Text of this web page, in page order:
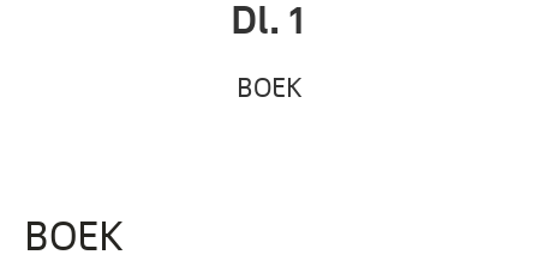
Dl. 1
BOEK
BOEK